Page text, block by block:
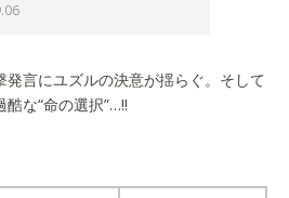
言にユズルの決意が揺らぐ。そして
な“命の選択”…!!